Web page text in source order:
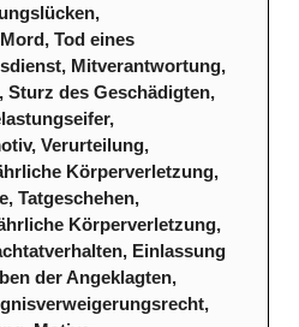
Tod eines
Mitverantwortung,
des Geschädigten,
Verurteilung,
Körperverletzung,
Tatgeschehen,
Körperverletzung,
Einlassung
der Angeklagten,